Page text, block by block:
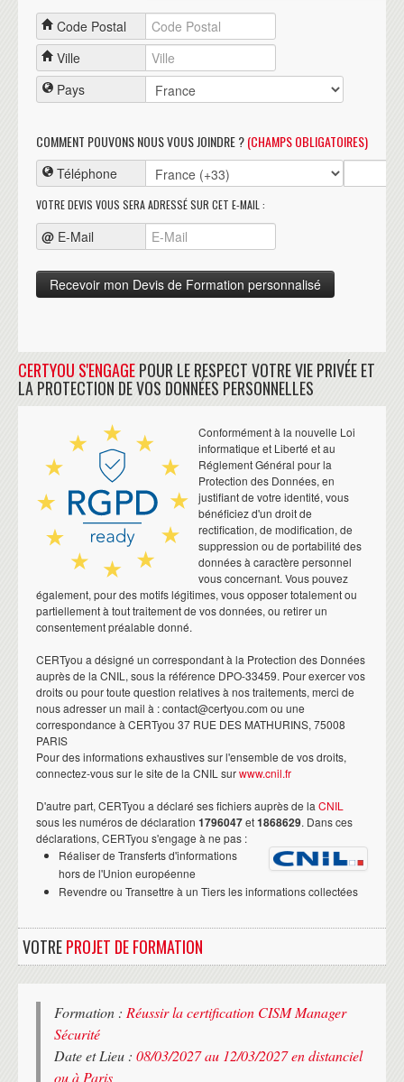
Code Postal
Ville
Pays
COMMENT POUVONS NOUS VOUS JOINDRE ?(CHAMPS OBLIGATOIRES)
Téléphone
VOTRE DEVIS VOUS SERA ADRESSÉ SUR CET E-MAIL :
@ E-Mail
CERTYOU S'ENGAGEPOUR LE RESPECT VOTRE VIE PRIVÉE ET
LA PROTECTION DE VOS DONNÉES PERSONNELLES
Conformément à la nouvelle Loi
informatique et Liberté et au
Réglement Général pour la
Protection des Données, en
justifiant de votre identité, vous
bénéficiez d'un droit de
rectification, de modification, de
suppression ou de portabilité des
données à caractère personnel
vous concernant. Vous pouvez
également, pour des motifs légitimes, vous opposer totalement ou
partiellement à tout traitement de vos données, ou retirer un
consentement préalable donné.
CERTyou a désigné un correspondant à la Protection des Données
auprès de la CNIL, sous la référence DPO-33459. Pour exercer vos
droits ou pour toute question relatives à nos traitements, merci de
nous adresser un mail à : contact@certyou.com ou une
correspondance à CERTyou 37 RUE DES MATHURINS, 75008
PARIS
Pour des informations exhaustives sur l'ensemble de vos droits,
connectez-vous sur le site de la CNIL surwww.cnil.fr
D'autre part, CERTyou a déclaré ses fichiers auprès de la CNIL
sous les numéros de déclaration 1796047et1868629. Dans ces
déclarations, CERTyou s'engage à ne pas :
Réaliser de Transferts d'informations
hors de l'Union européenne
Revendre ou Transettre à un Tiers les informations collectées
VOTREPROJET DE FORMATION
Formation : Réussir la certification CISM Manager
Sécurité
Date et Lieu : 08/03/2027 au 12/03/2027 en distanciel
ou à Paris